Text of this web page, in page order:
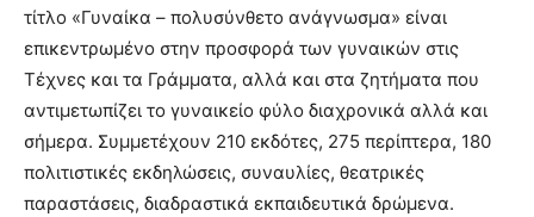
τίτλο «Γυναίκα – πολυσύνθετο ανάγνωσμα» είναι
επικεντρωμένο στην προσφορά των γυναικών στις
Τέχνες και τα Γράμματα, αλλά και στα ζητήματα που
αντιμετωπίζει το γυναικείο φύλο διαχρονικά αλλά και
σήμερα. Συμμετέχουν 210 εκδότες, 275 περίπτερα, 180
πολιτιστικές εκδηλώσεις, συναυλίες, θεατρικές
παραστάσεις, διαδραστικά εκπαιδευτικά δρώμενα.